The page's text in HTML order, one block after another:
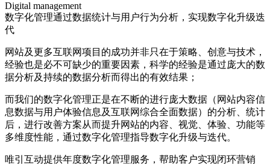
Digital management
数字化管理通过数据统计与用户行为分析，实现数字化升级迭
代
网站及更多互联网项目的成功并非只在于策略、创意与技术，
经验也是必不可缺少的重要因素，科学的经验是通过庞大的数
据分析及持续的数据分析而得出的有效结果；
而我们的数字化管理正是在不断的进行庞大数据（网站内容信
息数据与用户体验信息及互联网综合全面数据）的分析、统计
后，进行改善方案从而提升网站的内容、视觉、体验、功能等
多维度性能，通过数字化管理指导数字化升级与迭代。
唯引互动提供年度数字化管理服务，帮助客户实现闭环营销